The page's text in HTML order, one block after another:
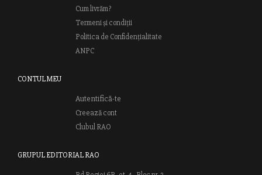
Cum livrăm?
Termeni și condiții
Politica de Confidențialitate
ANPC
CONTUL MEU
Autentifică-te
Creează cont
Clubul RAO
GRUPUL EDITORIAL RAO